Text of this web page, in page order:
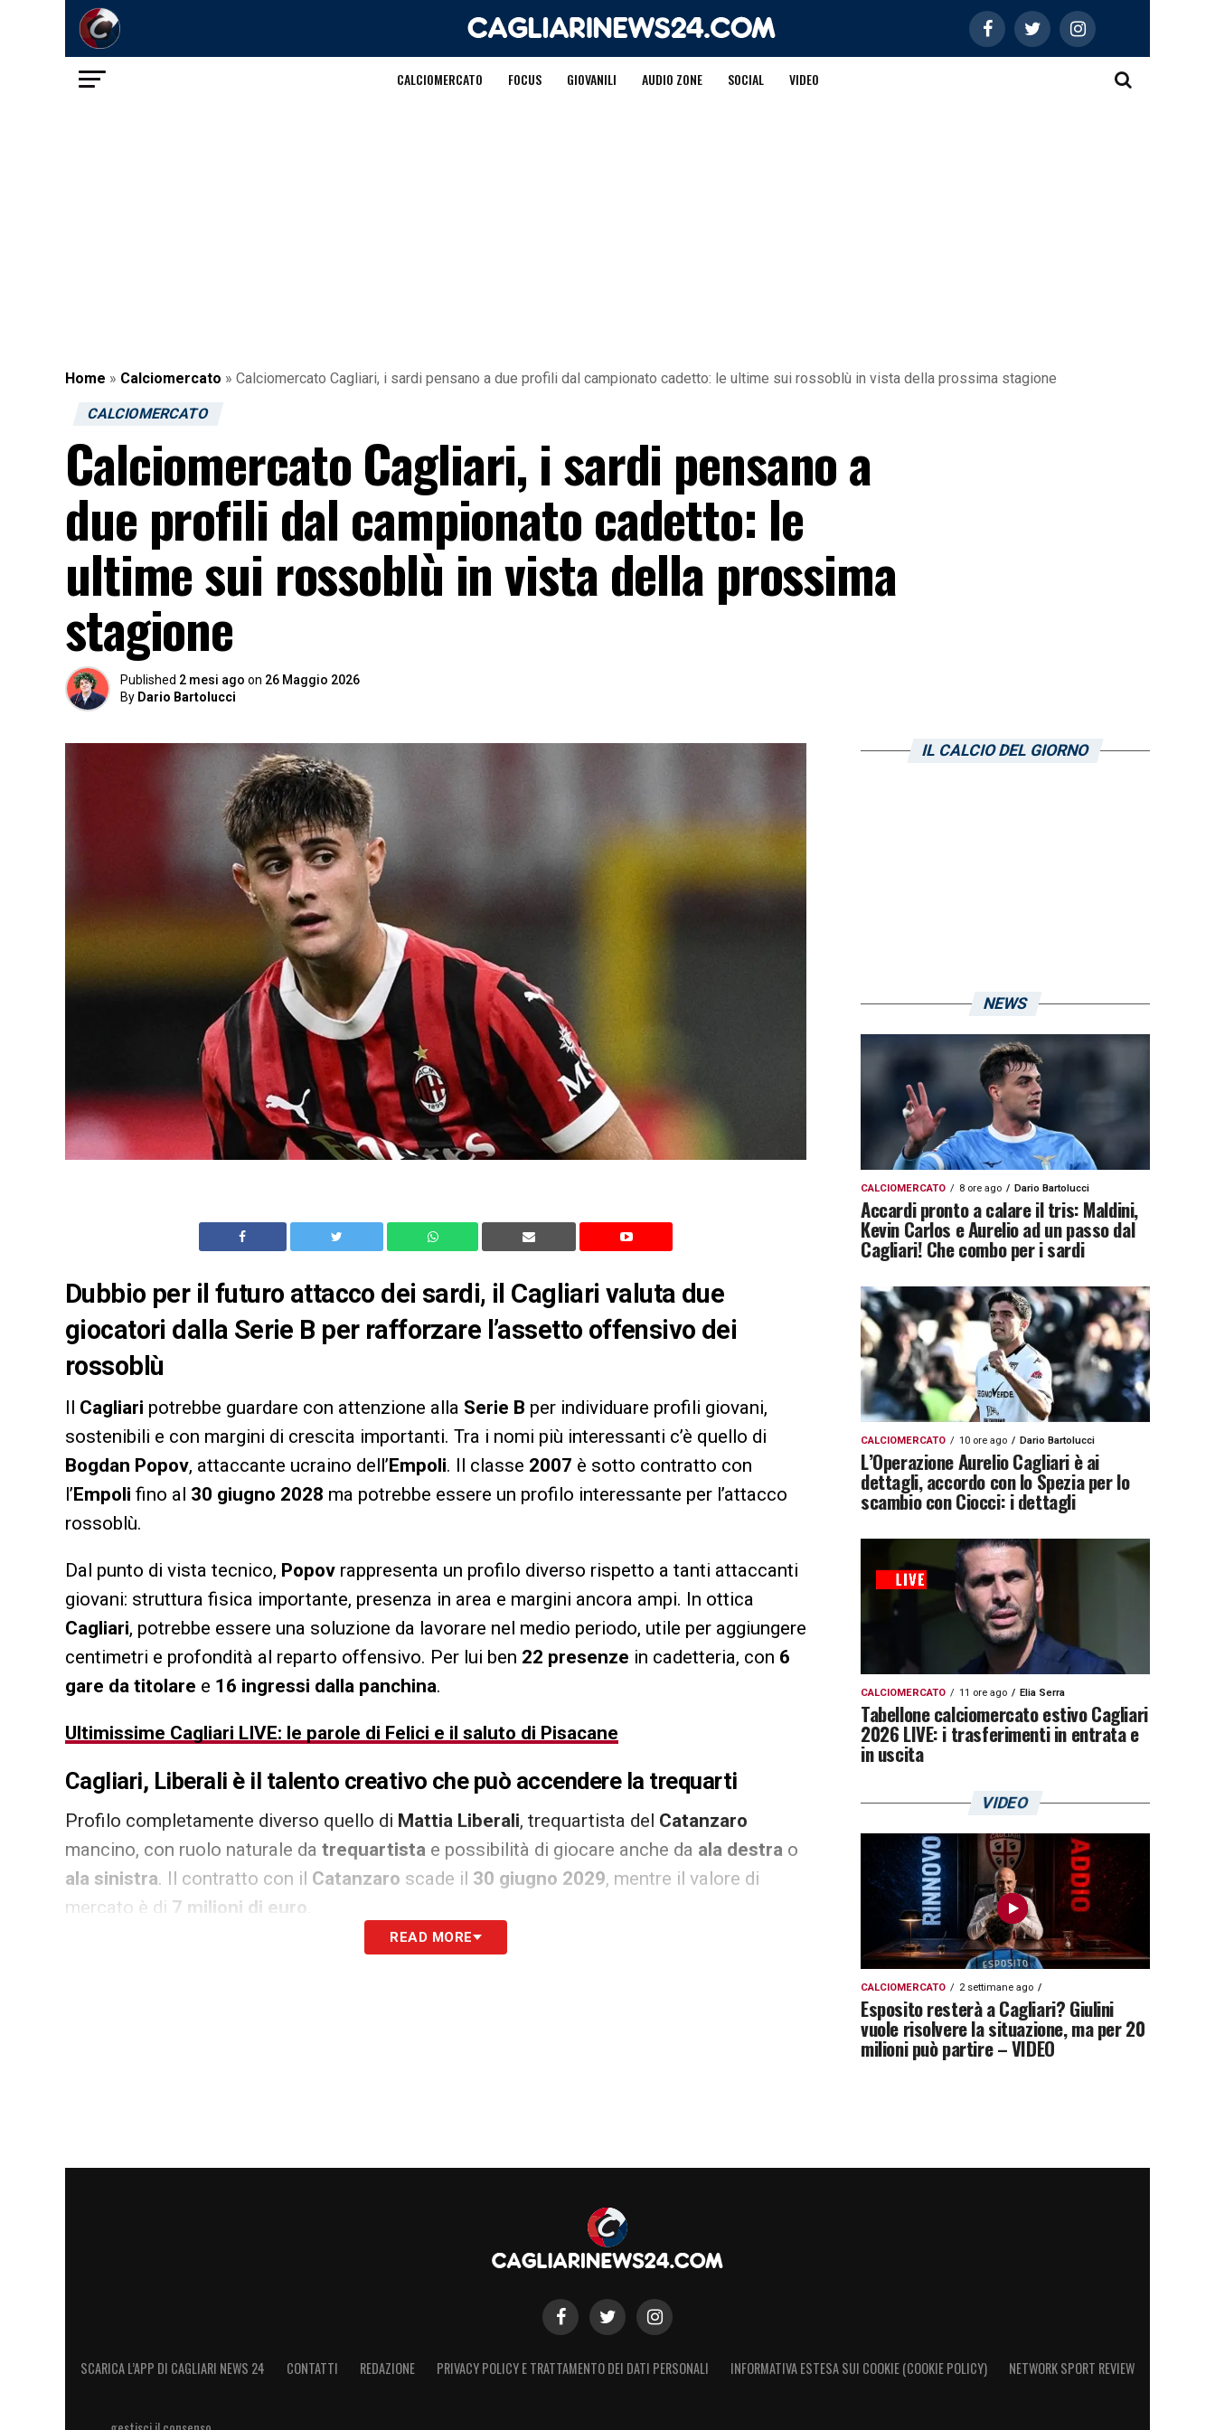
CALCIOMERCATO FOCUS GIOVANILI AUDIO ZONE SOCIAL VIDEO
Home » Calciomercato » Calciomercato Cagliari, i sardi pensano a due profili dal campionato cadetto: le ultime sui rossoblù in vista della prossima stagione
CALCIOMERCATO
Calciomercato Cagliari, i sardi pensano a
due profili dal campionato cadetto: le
ultime sui rossoblù in vista della prossima
stagione
Published 2 mesi ago on 26 Maggio 2026
By Dario Bartolucci
Dubbio per il futuro attacco dei sardi, il Cagliari valuta due
giocatori dalla Serie B per rafforzare l’assetto offensivo dei
rossoblù
Il Cagliari potrebbe guardare con attenzione alla Serie B per individuare profili giovani,
sostenibili e con margini di crescita importanti. Tra i nomi più interessanti c’è quello di
Bogdan Popov, attaccante ucraino dell’Empoli. Il classe 2007 è sotto contratto con
l’Empoli fino al 30 giugno 2028 ma potrebbe essere un profilo interessante per l’attacco
rossoblù.
Dal punto di vista tecnico, Popov rappresenta un profilo diverso rispetto a tanti attaccanti
giovani: struttura fisica importante, presenza in area e margini ancora ampi. In ottica
Cagliari, potrebbe essere una soluzione da lavorare nel medio periodo, utile per aggiungere
centimetri e profondità al reparto offensivo. Per lui ben 22 presenze in cadetteria, con 6
gare da titolare e 16 ingressi dalla panchina.
Ultimissime Cagliari LIVE: le parole di Felici e il saluto di Pisacane
Cagliari, Liberali è il talento creativo che può accendere la trequarti
Profilo completamente diverso quello di Mattia Liberali, trequartista del Catanzaro
mancino, con ruolo naturale da trequartista e possibilità di giocare anche da ala destra o
ala sinistra. Il contratto con il Catanzaro scade il 30 giugno 2029, mentre il valore di
mercato è di 7 milioni di euro
, l’ex Milan sarebbe un investimento di qualità più che di semplice
realizzativo. Il secondo è un talento tecnico più costoso, con valore di mercato già elevato
Liberali rappresenterebbe un
comune: sono giovani già testati in
Serie B e possono diventare profili utili per una
READ MORE
IL CALCIO DEL GIORNO
NEWS
CALCIOMERCATO 8 ore ago Dario Bartolucci
Accardi pronto a calare il tris: Maldini,
Kevin Carlos e Aurelio ad un passo dal
Cagliari! Che combo per i sardi
CALCIOMERCATO 10 ore ago Dario Bartolucci
L’Operazione Aurelio Cagliari è ai
dettagli, accordo con lo Spezia per lo
scambio con Ciocci: i dettagli
CALCIOMERCATO 11 ore ago Elia Serra
Tabellone calciomercato estivo Cagliari
2026 LIVE: i trasferimenti in entrata e
in uscita
VIDEO
CALCIOMERCATO 2 settimane ago
Esposito resterà a Cagliari? Giulini
vuole risolvere la situazione, ma per 20
milioni può partire – VIDEO
SCARICA L’APP DI CAGLIARI NEWS 24 CONTATTI REDAZIONE PRIVACY POLICY E TRATTAMENTO DEI DATI PERSONALI INFORMATIVA ESTESA SUI COOKIE (COOKIE POLICY) NETWORK SPORT REVIEW